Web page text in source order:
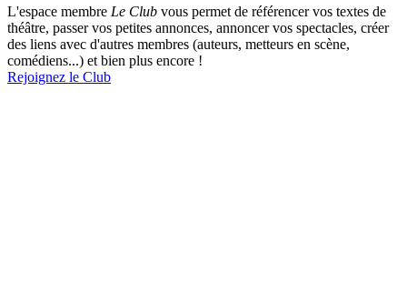
L'espace membre Le Club vous permet de référencer vos textes de
théâtre, passer vos petites annonces, annoncer vos spectacles, créer
des liens avec d'autres membres (auteurs, metteurs en scène,
comédiens...) et bien plus encore !
Rejoignez le Club